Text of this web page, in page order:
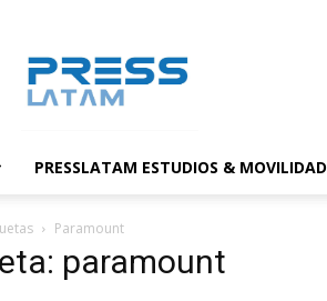
PRESSLATAM ESTUDIOS & MOVILIDAD
Paramount
paramount